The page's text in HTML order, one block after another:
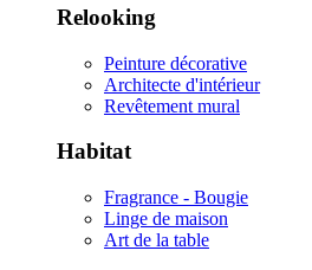
Relooking
Peinture décorative
Architecte d'intérieur
Revêtement mural
Habitat
Fragrance - Bougie
Linge de maison
Art de la table